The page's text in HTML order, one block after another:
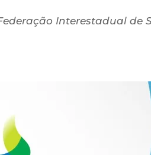
Interestadual de